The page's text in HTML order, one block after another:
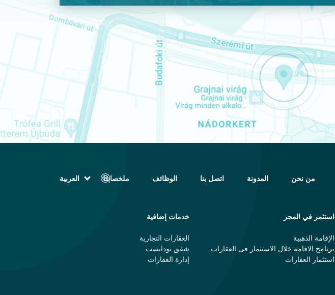
من نحن المدونة اتصل بنا الوظائف ملخصات
العربية
فارسی (الفارسية)
Español (الإسبانية)
Türkçe (تركية)
简体中文 (الصينية المبسطة)
استثمر في المجر
الإقامة الذهبية
برنامج الاقامه خلال الاستثمار فی العقارات
استثمار العقارات
خدمات إضافية
العقارات التجارية
شقق بودابست
إدارة العقارات